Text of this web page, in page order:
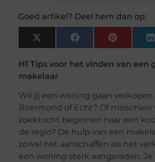
Goed artikel? Deel hem dan op:
X
(Twitter)
FacebookPinterest
H1 Tips voor het vinden van een
makelaar
Wil jij een woning gaan verkopen
Roermond of Echt? Of misschien
zoektocht beginnen naar een
de regio? De hulp van een
zowel het aanschaffen als het
een woning sterk aangeraden. Je